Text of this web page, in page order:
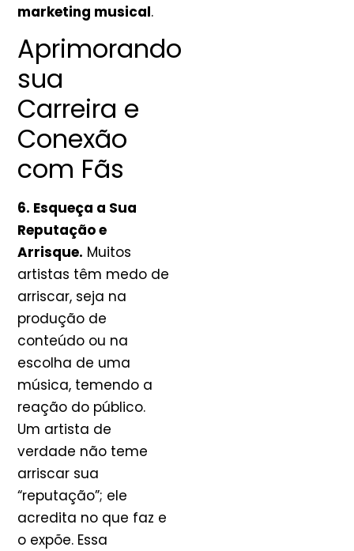
marketing musical.
Aprimorando
sua
Carreira e
Conexão
com Fãs
6. Esqueça a Sua
Reputação e
Arrisque. Muitos
artistas têm medo de
arriscar, seja na
produção de
conteúdo ou na
escolha de uma
música, temendo a
reação do público.
Um artista de
verdade não teme
arriscar sua
“reputação”; ele
acredita no que faz e
o expõe. Essa